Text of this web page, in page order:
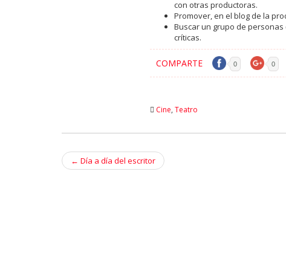
con otras productoras.
Promover, en el blog de la
Buscar un grupo de
críticas.
COMPARTE 0 0
Cine,Teatro
Post navigation
← Día a día del escritor